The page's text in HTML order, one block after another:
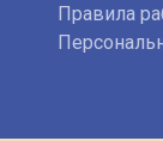
Правила